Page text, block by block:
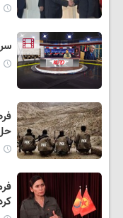
سرخط